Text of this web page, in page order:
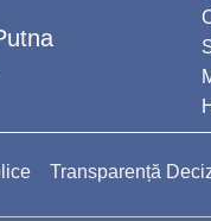
Transparență